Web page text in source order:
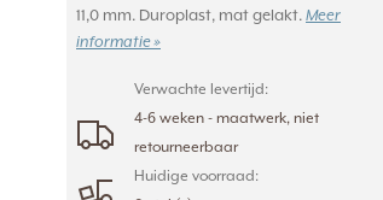
11,0 mm. Duroplast, mat gelakt. Meer
informatie »
Verwachte levertijd:
4-6 weken - maatwerk, niet
retourneerbaar
Huidige voorraad: